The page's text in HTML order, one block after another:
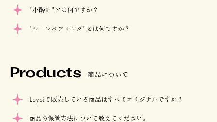
"小酔い"とは何ですか？
"シーンペアリング"とは何ですか？
Products 商品について
koyoiで販売している商品はすべてオリジナルですか？
商品の保管方法について教えてください。